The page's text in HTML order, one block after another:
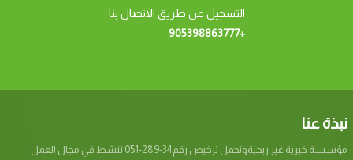
التسجيل عن طريق الاتصال بنا
+905398863777
نبذة عنا
مؤسسة خيرية غير ربحيةوتحمل ترخيص رقم34-289-051 تنشط في مجال العمل